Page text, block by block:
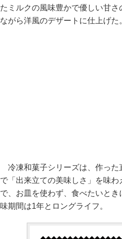
たミルクの風味豊かで優しい甘
ながら洋風のデザートに仕上げた
冷凍和菓子シリーズは、作った
で「出来立ての美味しさ」を味
で、お皿を使わず、食べたいと
味期間は1年とロングライフ。